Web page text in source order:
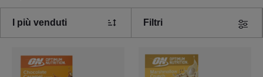
I più venduti Filtri